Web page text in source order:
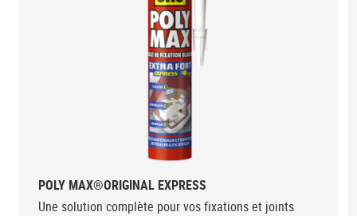
POLY MAX®ORIGINAL EXPRESS
Une solution complète pour vos fixations et joints